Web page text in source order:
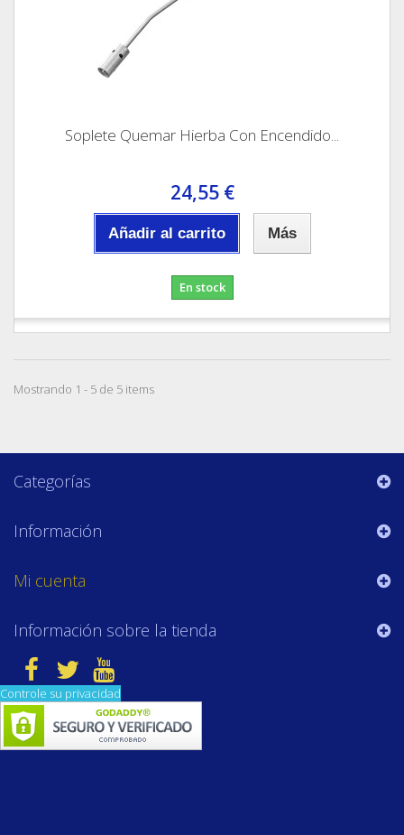
Soplete Quemar Hierba Con Encendido...
24,55 €
Añadir al carrito Más
En stock
Mostrando 1 - 5 de 5 items
Categorías
Información
Mi cuenta
Información sobre la tienda
Controle su privacidad